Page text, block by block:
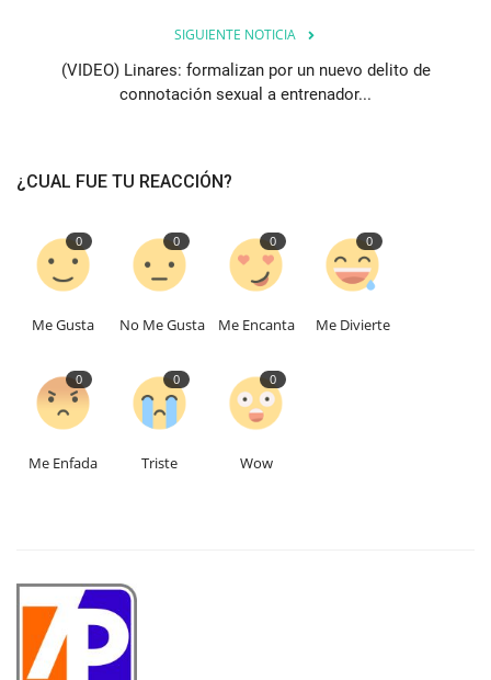
SIGUIENTE NOTICIA
(VIDEO) Linares: formalizan por un nuevo delito de
connotación sexual a entrenador...
¿CUAL FUE TU REACCIÓN?
0
Me Gusta
0
No Me Gusta
0
Me Encanta
0
Me Divierte
0
Me Enfada
0
Triste
0
Wow